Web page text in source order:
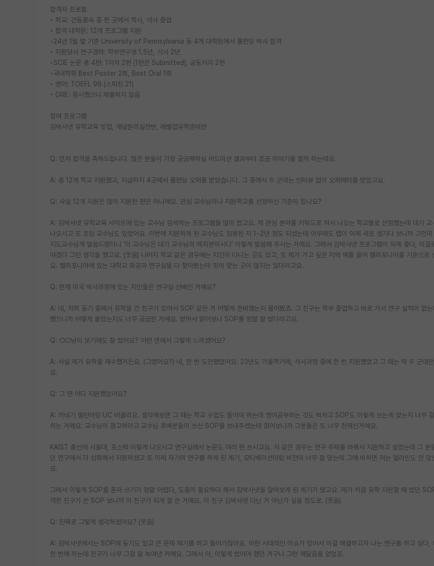
합격자 프로필
• 학교: 건동홍숙 중 한 곳에서 학사, 석사 졸업
• 합격 대학원: 12개 프로그램 지원
◦24년 1월 말 기준 University of Pennsylvania 등 4개 대학원에서 풀펀딩 박사 합격
• 지원당시 연구경력: 학부연구생 1.5년, 석사 2년
◦SCIE 논문 총 4편: 1저자 2편 (1편은 Submitted), 공동저자 2편
◦국내학회 Best Poster 2회, Best Oral 1회
• 영어: TOEFL 99 (스피킹 21)
• GRE: 응시했으나 제출하지 않음
참여 프로그램
김박사넷 유학교육 밋업, 개념원리실전반, 레벨업유학준비반
Q: 먼저 합격을 축하드립니다. 많은 분들이 가장 궁금해하실 어드미션 결과부터 조금 이야기를 할까 하는데요.
A: 총 12개 학교 지원했고, 지금까지 4곳에서 풀펀딩 오퍼를 받았습니다. 그 중에서 두 군데는 인터뷰 없이 오퍼레터를 받았고요.
Q: 사실 12개 지원은 많이 지원한 편은 아니에요. 관심 교수님이나 지원학교를 선정하신 기준이 있나요?
A: 김박사넷 유학교육 사이트에 있는 교수님 검색하는 프로그램을 많이 썼고요. 제 관심 분야를 키워드로 쳐서 나오는 학교별로 선정했는데 대가 교
나오시고 또 초임 교수님도 있었어요. 이번에 지원하게 된 교수님도 임용된 지 1~2년 정도 되셨는데 아무래도 랩이 이제 새로 생기다 보니까 고민이
지도교수님께 말씀드렸더니 ‘이 교수님은 대가 교수님의 제자분이시다’ 이렇게 말씀해 주시는 거예요. 그래서 김박사넷 프로그램이 되게 좋다, 이걸
야겠다 그런 생각을 했고요. (웃음) 나머지 학교 같은 경우에는 지인이 다니는 곳도 있고, 또 제가 가고 싶은 지역 예를 들어 캘리포니아를 기준으로
요. 캘리포니아에 있는 대학교 화공과 연구실을 다 찾아봤는데 핏이 맞는 곳이 많지는 않더라고요.
Q: 현재 미국 박사과정에 있는 지인들은 연구실 선배인 거예요?
A: 네, 저희 동기 중에서 유학을 간 친구가 있어서 SOP 같은 거 어떻게 준비했는지 물어봤죠. 그 친구는 학부 졸업하고 바로 가서 연구 실적이 없는
했으니까 어떻게 붙었는지도 너무 궁금한 거예요. 받아서 읽어보니 SOP를 정말 잘 썼더라고요.
Q: ○○님이 보기에도 잘 썼어요? 어떤 면에서 그렇게 느끼셨어요?
A: 사실 제가 유학을 재수했거든요. (그랬어요?) 네, 한 번 도전했었어요. 23년도 가을학기에, 석사과정 중에 한 번 지원했었고 그 때는 딱 두 군데만
요.
Q: 그 땐 어디 지원했었어요?
A: 카네기 멜런이랑 UC 버클리요. 생각해보면 그 때는 학교 수업도 들어야 하는데 영어공부하는 것도 벅차고 SOP도 이렇게 쓰는게 맞는지 너무
히는 거예요. 교수님이 참고하라고 교수님 후배분들이 쓰신 SOP를 보내주셨는데 읽어보니까 그분들은 또 너무 천재신거예요.
KAIST 출신에 서울대, 포스텍 이렇게 나오시고 연구실에서 논문도 여러 편 쓰시고요. 저 같은 경우는 연구 주제를 바꿔서 지원하고 싶었는데 그 분
던 연구에서 더 심화해서 지원하셨고 또 이제 자기의 연구를 하게 된 계기, 모티베이션이랑 비전이 너무 잘 맞는데 그에 비하면 저는 얼라인도 안 맞
요.
그래서 이렇게 SOP를 혼자 쓰기가 정말 어렵다, 도움이 필요하다 해서 김박사넷을 알아보게 된 계기가 됐고요. 제가 처음 유학 지원할 때 썼던
격한 친구가 쓴 SOP 보니까 이 친구가 되게 잘 쓴 거예요. 이 친구 김박사넷 다닌 거 아닌가 싶을 정도로. (웃음)
Q: 진짜로 그렇게 생각하셨어요? (웃음)
A: 김박사넷에서는 SOP에 동기도 있고 큰 문제 제기를 하고 들어가잖아요. 이런 시대적인 이슈가 있어서 이걸 해결하고자 나는 연구를 하고 싶다,
한 번에 까는데 친구가 너무 그걸 잘 녹여낸 거예요. 그래서 아, 이렇게 썼어야 했던 거구나 그런 깨달음을 얻었죠.